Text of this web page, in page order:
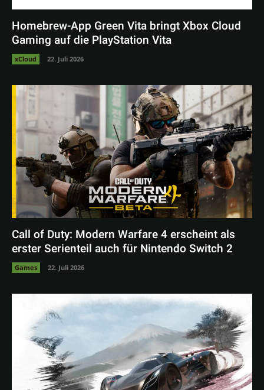
Homebrew-App Green Vita bringt Xbox Cloud
Gaming auf die PlayStation Vita
xCloud 22. Juli 2026
Call of Duty: Modern Warfare 4 erscheint als
erster Serienteil auch für Nintendo Switch 2
Games 22. Juli 2026